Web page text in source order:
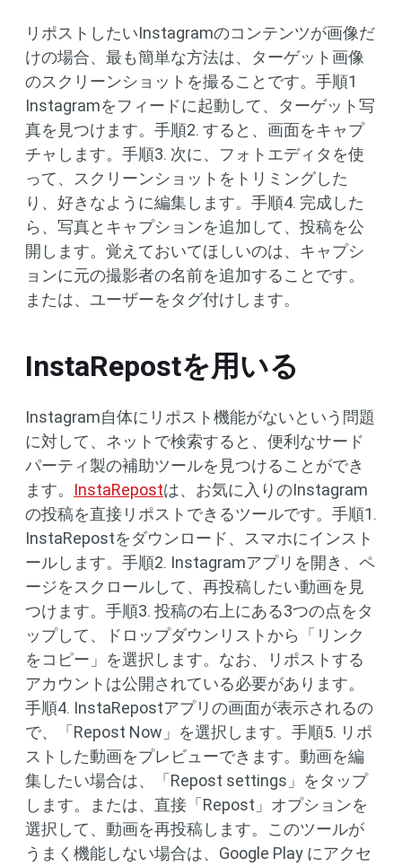
リポストしたいInstagramのコンテンツが画像だ
けの場合、最も簡単な方法は、ターゲット画像
のスクリーンショットを撮ることです。手順1
Instagramをフィードに起動して、ターゲット写
真を見つけます。手順2. すると、画面をキャプ
チャします。手順3. 次に、フォトエディタを使
って、スクリーンショットをトリミングした
り、好きなように編集します。手順4. 完成した
ら、写真とキャプションを追加して、投稿を公
開します。覚えておいてほしいのは、キャプシ
ョンに元の撮影者の名前を追加することです。
または、ユーザーをタグ付けします。
InstaRepostを用いる
Instagram自体にリポスト機能がないという問題
に対して、ネットで検索すると、便利なサード
パーティ製の補助ツールを見つけることができ
ます。 InstaRepostは、お気に入りのInstagram
の投稿を直接リポストできるツールです。手順1.
InstaRepostをダウンロード、スマホにインスト
ールします。手順2. Instagramアプリを開き、ペ
ージをスクロールして、再投稿したい動画を見
つけます。手順3. 投稿の右上にある3つの点をタ
ップして、ドロップダウンリストから「リンク
をコピー」を選択します。なお、リポストする
アカウントは公開されている必要があります。
手順4. InstaRepostアプリの画面が表示されるの
で、「Repost Now」を選択します。手順5. リポ
ストした動画をプレビューできます。動画を編
集したい場合は、「Repost settings」をタップ
します。または、直接「Repost」オプションを
選択して、動画を再投稿します。このツールが
うまく機能しない場合は、Google Play にアクセ